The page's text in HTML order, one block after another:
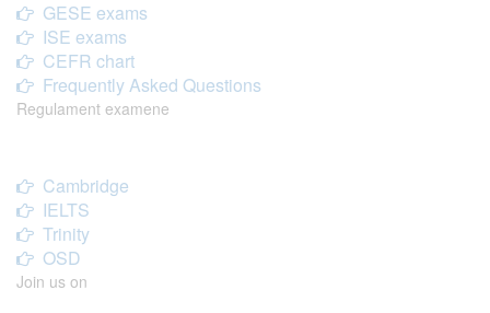
GESE exams
ISE exams
CEFR chart
Frequently Asked Questions
Regulament examene
Cambridge
IELTS
Trinity
OSD
Join us on